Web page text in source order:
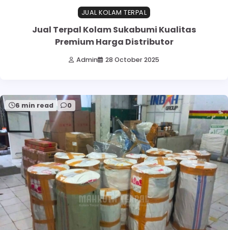
JUAL KOLAM TERPAL
Jual Terpal Kolam Sukabumi Kualitas
Premium Harga Distributor
Admin 28 October 2025
6 min read 0